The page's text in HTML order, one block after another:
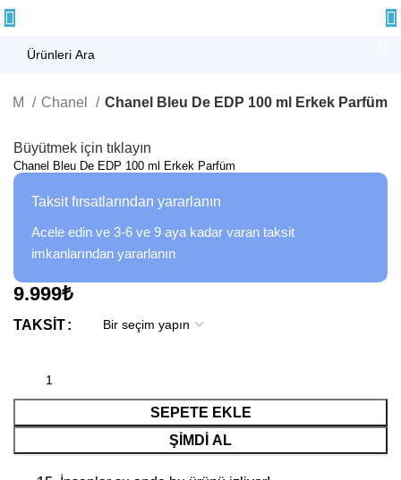
Chanel Chanel Bleu De EDP 100 ml Erkek Parfüm
Büyütmek için tıklayın
Chanel Bleu De EDP 100 ml Erkek Parfüm
Taksit fırsatlarından yararlanın
Acele edin ve 3-6 ve 9 aya kadar varan taksit
imkanlarından yararlanın
9.999₺
TAKSIT
SEPETE EKLE
ŞIMDI AL